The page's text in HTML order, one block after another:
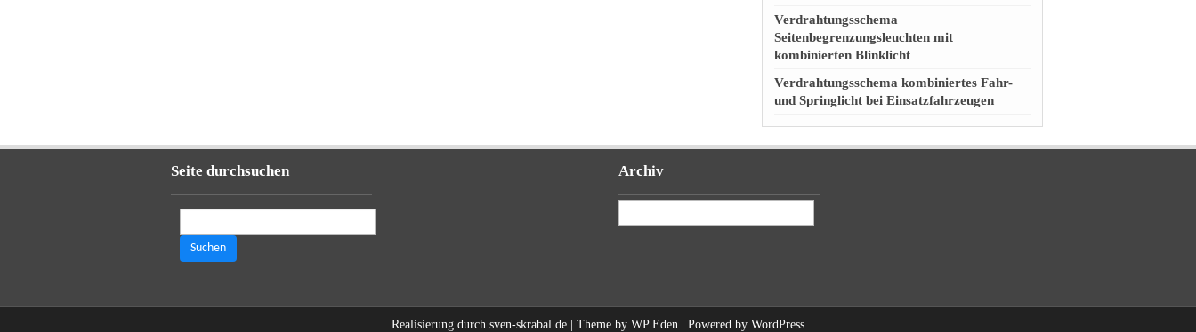
Verdrahtungsschema
Seitenbegrenzungsleuchten mit
kombinierten Blinklicht
Verdrahtungsschema kombiniertes Fahr-
und Springlicht bei Einsatzfahrzeugen
Seite durchsuchen
nach:
Archiv
Realisierung durch sven-skrabal.de | Theme by WP Eden | Powered by WordPress